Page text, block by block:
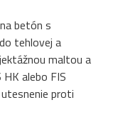
betón s
tehlovej a
maltou a
alebo FIS
proti